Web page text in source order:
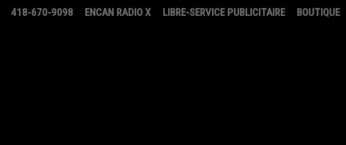
418-670-9098 ENCAN RADIO X LIBRE-SERVICE PUBLICITAIRE BOUTIQUE